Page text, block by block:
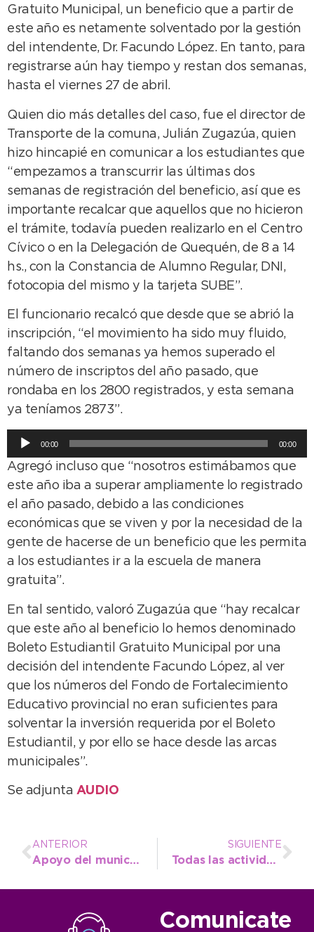
Gratuito Municipal, un beneficio que a partir de
este año es netamente solventado por la gestión
del intendente, Dr. Facundo López. En tanto, para
registrarse aún hay tiempo y restan dos semanas,
hasta el viernes 27 de abril.
Quien dio más detalles del caso, fue el director de
Transporte de la comuna, Julián Zugazúa, quien
hizo hincapié en comunicar a los estudiantes que
“empezamos a transcurrir las últimas dos
semanas de registración del beneficio, así que es
importante recalcar que aquellos que no hicieron
el trámite, todavía pueden realizarlo en el Centro
Cívico o en la Delegación de Quequén, de 8 a 14
hs., con la Constancia de Alumno Regular, DNI,
fotocopia del mismo y la tarjeta SUBE”.
El funcionario recalcó que desde que se abrió la
inscripción, “el movimiento ha sido muy fluido,
faltando dos semanas ya hemos superado el
número de inscriptos del año pasado, que
rondaba en los 2800 registrados, y esta semana
ya teníamos 2873”.
Reproductor
de
audio
00:00 00:00
Agregó incluso que “nosotros estimábamos que
este año iba a superar ampliamente lo registrado
el año pasado, debido a las condiciones
económicas que se viven y por la necesidad de la
gente de hacerse de un beneficio que les permita
a los estudiantes ir a la escuela de manera
gratuita”.
En tal sentido, valoró Zugazúa que “hay recalcar
que este año al beneficio lo hemos denominado
Boleto Estudiantil Gratuito Municipal por una
decisión del intendente Facundo López, al ver
que los números del Fondo de Fortalecimiento
Educativo provincial no eran suficientes para
solventar la inversión requerida por el Boleto
Estudiantil, y por ello se hace desde las arcas
municipales”.
Se adjunta AUDIO
ANTERIOR
Apoyo del municipio para el viaje de la ASNQ al Nacional Junior de Surf
SIGUIENTE
Todas las actividades del Distrito en la agenda del Entur
Comunicate